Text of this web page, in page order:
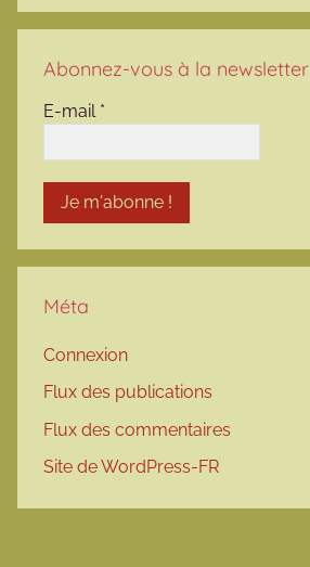
Abonnez-vous à la newsletter
E-mail *
Méta
Connexion
Flux des publications
Flux des commentaires
Site de WordPress-FR